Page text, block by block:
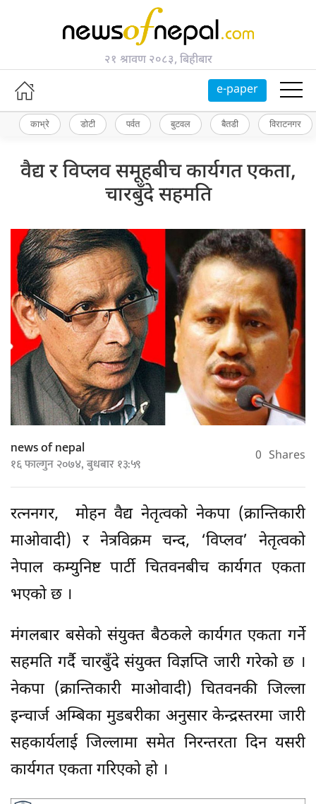
२१ श्रावण २०८३, बिहीबार
e-paper
काभ्रे डोटी पर्वत बुटवल बैतडी विराटनगर
वैद्य र विप्लव समूहबीच कार्यगत एकता,
चारबुँदे सहमति
news of nepal
१६ फाल्गुन २०७४, बुधबार १३:५९ 0 Shares
रत्ननगर, मोहन वैद्य नेतृत्वको नेकपा (क्रान्तिकारी
माओवादी) र नेत्रविक्रम चन्द, ‘विप्लव’ नेतृत्वको
नेपाल कम्युनिष्ट पार्टी चितवनबीच कार्यगत एकता
भएको छ ।
मंगलबार बसेको संयुक्त बैठकले कार्यगत एकता गर्ने
सहमति गर्दै चारबुँदे संयुक्त विज्ञप्ति जारी गरेको छ ।
नेकपा (क्रान्तिकारी माओवादी) चितवनकी जिल्ला
इन्चार्ज अम्बिका मुडबरीका अनुसार केन्द्रस्तरमा जारी
सहकार्यलाई जिल्लामा समेत निरन्तरता दिन यसरी
कार्यगत एकता गरिएको हो ।